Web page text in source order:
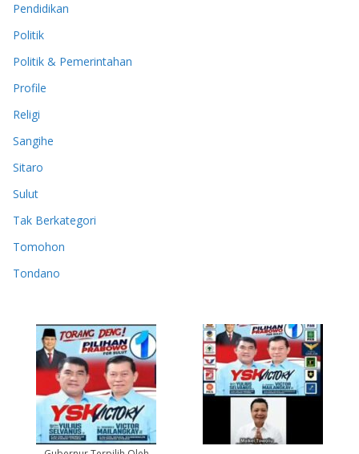
Pendidikan
Politik
Politik & Pemerintahan
Profile
Religi
Sangihe
Sitaro
Sulut
Tak Berkategori
Tomohon
Tondano